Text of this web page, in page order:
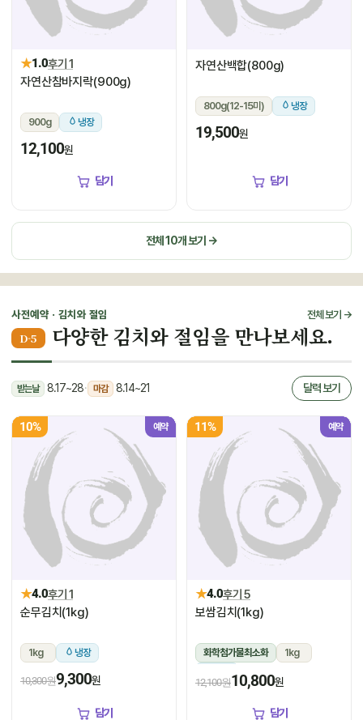
★1.0후기 1
자연산참바지락(900g)
900g 냉장
12,100원
담기
자연산백합(800g)
800g(12-15미) 냉장
19,500원
담기
전체 10개 보기 →
사전예약 · 김치와 절임 전체 보기 →
D-5 다양한 김치와 절임을 만나보세요.
받는날 8.17~28· 마감 8.14~21 달력 보기
10% 예약
★4.0후기 1
순무김치(1kg)
1kg 냉장
10,300원9,300원
담기
11% 예약
★4.0후기 5
보쌈김치(1kg)
화학첨가물최소화
1kg
12,100원10,800원
담기